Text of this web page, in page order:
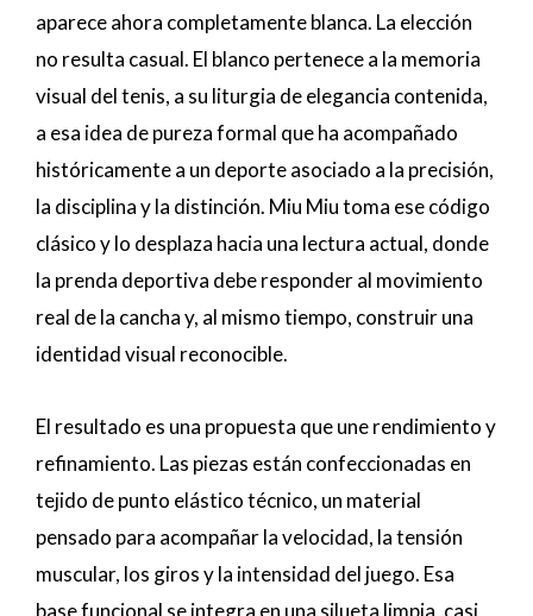
aparece ahora completamente blanca. La elección
no resulta casual. El blanco pertenece a la memoria
visual del tenis, a su liturgia de elegancia contenida,
a esa idea de pureza formal que ha acompañado
históricamente a un deporte asociado a la precisión,
la disciplina y la distinción. Miu Miu toma ese código
clásico y lo desplaza hacia una lectura actual, donde
la prenda deportiva debe responder al movimiento
real de la cancha y, al mismo tiempo, construir una
identidad visual reconocible.
El resultado es una propuesta que une rendimiento y
refinamiento. Las piezas están confeccionadas en
tejido de punto elástico técnico, un material
pensado para acompañar la velocidad, la tensión
muscular, los giros y la intensidad del juego. Esa
base funcional se integra en una silueta limpia, casi